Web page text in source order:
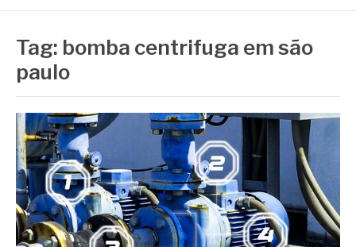
Tag: bomba centrifuga em são
paulo